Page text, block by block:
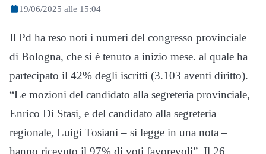
19/06/2025 alle 15:04
Il Pd ha reso noti i numeri del congresso provinciale
di Bologna, che si è tenuto a inizio mese. al quale ha
partecipato il 42% degli iscritti (3.103 aventi diritto).
“Le mozioni del candidato alla segreteria provinciale,
Enrico Di Stasi, e del candidato alla segreteria
regionale, Luigi Tosiani – si legge in una nota –
hanno ricevuto il 97% di voti favorevoli”. Il 26